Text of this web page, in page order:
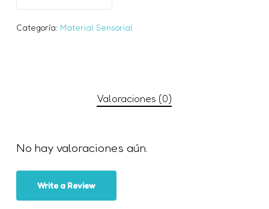
Categoría: Material Sensorial
Valoraciones (0)
No hay valoraciones aún.
Write a Review
que comente.